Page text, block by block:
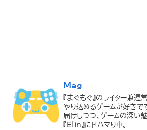
Mag
『まぐもぐ』のライター兼運
やり込めるゲームが好きで
届けしつつ、ゲームの深い
『Elin』にドハマり中。